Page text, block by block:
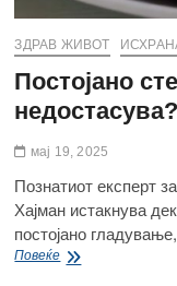
ЗДРАВ ЖИВОТ
Постојано
недостасува?
мај 19, 2025
Познатиот експерт
Хајман истакнува
постојано
ПовеќеПостојано